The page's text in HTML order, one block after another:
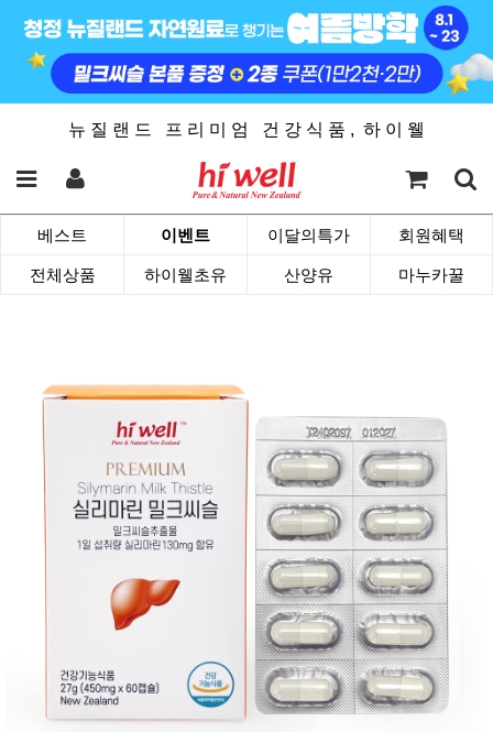
뉴 질 랜 드 프 리 미 엄 건 강 식 품 , 하 이 웰
베스트 이벤트 이달의특가 회원혜택
전체상품 하이웰초유 산양유 마누카꿀